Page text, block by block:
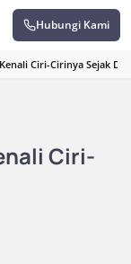
Hubungi Kami
Ciri-Cirinya Sejak Dini
Ciri-